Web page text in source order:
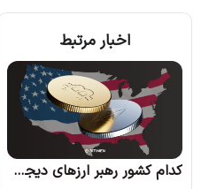
اخبار مرتبط
کدام کشور رهبر ارزهای دیجیتال خواهد شد؟